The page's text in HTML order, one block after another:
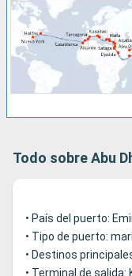
Todo sobre Abu
• País del puerto:
• Tipo de puerto:
• Destinos
• Terminal de salida: